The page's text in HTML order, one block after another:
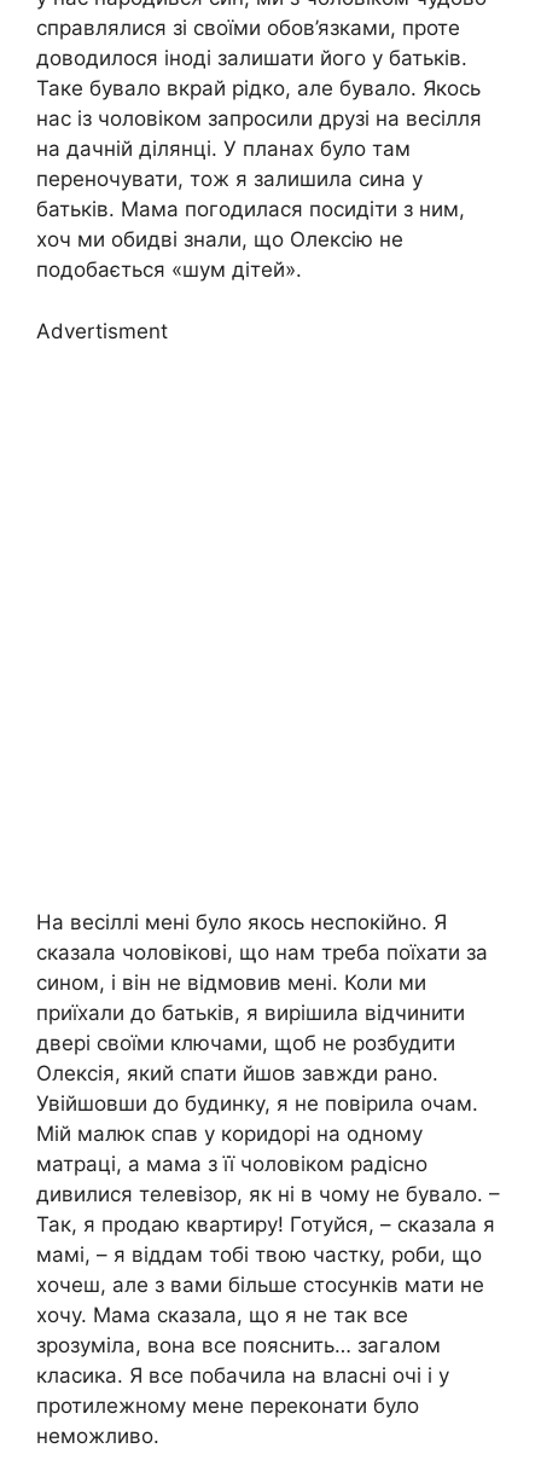
справлялися зі своїми обов’язками, проте
доводилося іноді залишати його у батьків.
Таке бувало вкрай рідко, але бувало. Якось
нас із чоловіком запросили друзі на весілля
на дачній ділянці. У планах було там
переночувати, тож я залишила сина у
батьків. Мама погодилася посидіти з ним,
хоч ми обидві знали, що Олексію не
подобається «шум дітей».
Advertisment
На весіллі мені було якось неспокійно. Я
сказала чоловікові, що нам треба поїхати за
сином, і він не відмовив мені. Коли ми
приїхали до батьків, я вирішила відчинити
двері своїми ключами, щоб не розбудити
Олексія, який спати йшов завжди рано.
Увійшовши до будинку, я не повірила очам.
Мій малюк спав у коридорі на одному
матраці, а мама з її чоловіком радісно
дивилися телевізор, як ні в чому не бувало. –
Так, я продаю квартиру! Готуйся, – сказала я
мамі, – я віддам тобі твою частку, роби, що
хочеш, але з вами більше стосунків мати не
хочу. Мама сказала, що я не так все
зрозуміла, вона все пояснить… загалом
класика. Я все побачила на власні очі і у
протилежному мене переконати було
неможливо.